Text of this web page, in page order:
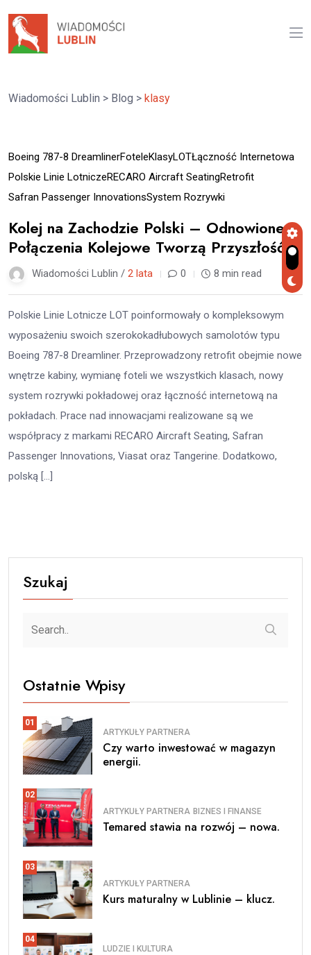
Wiadomości Lublin > Blog > klasy
06
paź
Boeing 787-8 DreamlinerFoteleKlasyLOTŁączność Internetowa
Polskie Linie LotniczeRECARO Aircraft SeatingRetrofit
Safran Passenger InnovationsSystem Rozrywki
Kolej na Zachodzie Polski – Odnowione
Połączenia Kolejowe Tworzą Przyszłość
Wiadomości Lublin / 2 lata 0 8 min read
Polskie Linie Lotnicze LOT poinformowały o kompleksowym
wyposażeniu swoich szerokokadłubowych samolotów typu
Boeing 787-8 Dreamliner. Przeprowadzony retrofit obejmie nowe
wnętrze kabiny, wymianę foteli we wszystkich klasach, nowy
system rozrywki pokładowej oraz łączność internetową na
pokładach. Prace nad innowacjami realizowane są we
współpracy z markami RECARO Aircraft Seating, Safran
Passenger Innovations, Viasat oraz Tangerine. Dodatkowo,
polską […]
Szukaj
Ostatnie Wpisy
01
ARTYKUŁY PARTNERA
Czy warto inwestować w magazyn
energii.
02
ARTYKUŁY PARTNERA BIZNES I FINANSE
Temared stawia na rozwój – nowa.
03
ARTYKUŁY PARTNERA
Kurs maturalny w Lublinie – klucz.
04
LUDZIE I KULTURA